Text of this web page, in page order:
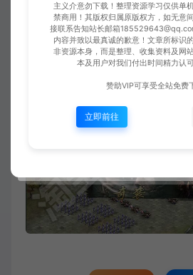
主义介意勿下载！整理资源学习仅供单
禁商用！其版权归属原版权方，如无意
接联系告知站长邮箱
内容并致以最真诚的歉意！文章所标识
非资源本身，而是整理、收集资料及网
本及用户对我们付出时间精力认
赞助VIP可享受全站免费
立即前往